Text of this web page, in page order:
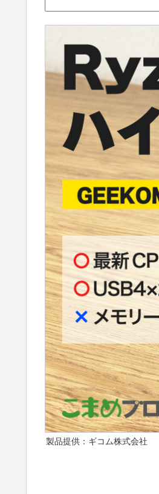
製品提供：ギコム株式会社